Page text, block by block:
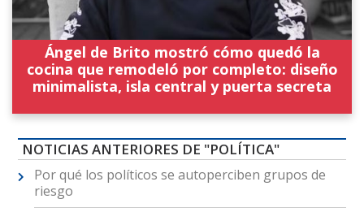
Ángel de Brito mostró cómo quedó la
cocina que remodeló por completo: diseño
minimalista, isla central y puerta secreta
NOTICIAS ANTERIORES DE "POLÍTICA"
Por qué los políticos se autoperciben grupos de
riesgo